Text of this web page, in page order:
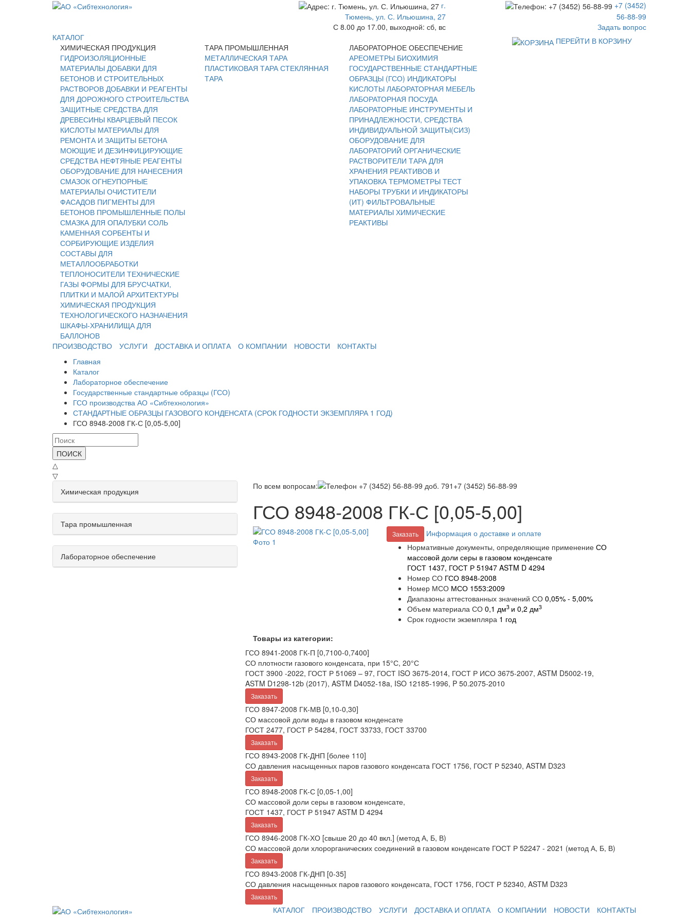
г.
Тюмень, ул. С. Ильюшина, 27
С 8.00 до 17.00, выходной: сб, вс
+7 (3452)
56-88-99
Задать вопрос
КАТАЛОГ
ХИМИЧЕСКАЯ ПРОДУКЦИЯ
ГИДРОИЗОЛЯЦИОННЫЕ
МАТЕРИАЛЫ ДОБАВКИ ДЛЯ
БЕТОНОВ И СТРОИТЕЛЬНЫХ
РАСТВОРОВ ДОБАВКИ И РЕАГЕНТЫ
ДЛЯ ДОРОЖНОГО СТРОИТЕЛЬСТВА
ЗАЩИТНЫЕ СРЕДСТВА ДЛЯ
ДРЕВЕСИНЫ КВАРЦЕВЫЙ ПЕСОК
КИСЛОТЫ МАТЕРИАЛЫ ДЛЯ
РЕМОНТА И ЗАЩИТЫ БЕТОНА
МОЮЩИЕ И ДЕЗИНФИЦИРУЮЩИЕ
СРЕДСТВА НЕФТЯНЫЕ РЕАГЕНТЫ
ОБОРУДОВАНИЕ ДЛЯ НАНЕСЕНИЯ
СМАЗОК ОГНЕУПОРНЫЕ
МАТЕРИАЛЫ ОЧИСТИТЕЛИ
ФАСАДОВ ПИГМЕНТЫ ДЛЯ
БЕТОНОВ ПРОМЫШЛЕННЫЕ ПОЛЫ
СМАЗКА ДЛЯ ОПАЛУБКИ СОЛЬ
КАМЕННАЯ СОРБЕНТЫ И
СОРБИРУЮЩИЕ ИЗДЕЛИЯ
СОСТАВЫ ДЛЯ
МЕТАЛЛООБРАБОТКИ
ТЕПЛОНОСИТЕЛИ ТЕХНИЧЕСКИЕ
ГАЗЫ ФОРМЫ ДЛЯ БРУСЧАТКИ,
ПЛИТКИ И МАЛОЙ АРХИТЕКТУРЫ
ХИМИЧЕСКАЯ ПРОДУКЦИЯ
ТЕХНОЛОГИЧЕСКОГО НАЗНАЧЕНИЯ
ШКАФЫ-ХРАНИЛИЩА ДЛЯ
БАЛЛОНОВ
ТАРА ПРОМЫШЛЕННАЯ
МЕТАЛЛИЧЕСКАЯ ТАРА
ПЛАСТИКОВАЯ ТАРА СТЕКЛЯННАЯ
ТАРА
ЛАБОРАТОРНОЕ ОБЕСПЕЧЕНИЕ
АРЕОМЕТРЫ БИОХИМИЯ
ГОСУДАРСТВЕННЫЕ СТАНДАРТНЫЕ
ОБРАЗЦЫ (ГСО) ИНДИКАТОРЫ
КИСЛОТЫ ЛАБОРАТОРНАЯ МЕБЕЛЬ
ЛАБОРАТОРНАЯ ПОСУДА
ЛАБОРАТОРНЫЕ ИНСТРУМЕНТЫ И
ПРИНАДЛЕЖНОСТИ, СРЕДСТВА
ИНДИВИДУАЛЬНОЙ ЗАЩИТЫ(СИЗ)
ОБОРУДОВАНИЕ ДЛЯ
ЛАБОРАТОРИЙ ОРГАНИЧЕСКИЕ
РАСТВОРИТЕЛИ ТАРА ДЛЯ
ХРАНЕНИЯ РЕАКТИВОВ И
УПАКОВКА ТЕРМОМЕТРЫ ТЕСТ
НАБОРЫ ТРУБКИ И ИНДИКАТОРЫ
(ИТ) ФИЛЬТРОВАЛЬНЫЕ
МАТЕРИАЛЫ ХИМИЧЕСКИЕ
РЕАКТИВЫ
ПРОИЗВОДСТВО УСЛУГИ ДОСТАВКА И ОПЛАТА О КОМПАНИИ НОВОСТИ КОНТАКТЫ
ПЕРЕЙТИ В КОРЗИНУ
Главная
Каталог
Лабораторное обеспечение
Государственные стандартные образцы (ГСО)
ГСО производства АО «Сибтехнология»
СТАНДАРТНЫЕ ОБРАЗЦЫ ГАЗОВОГО КОНДЕНСАТА (СРОК ГОДНОСТИ ЭКЗЕМПЛЯРА 1 ГОД)
ГСО 8948-2008 ГК-С [0,05-5,00]
ПОИСК
△
▽
Химическая продукция
Тара промышленная
Лабораторное обеспечение
По всем вопросам: +7 (3452) 56-88-99
ГСО 8948-2008 ГК-С [0,05-5,00]
Заказать
Информация о доставке и оплате
Нормативные документы, определяющие применение СО
массовой доли серы в газовом конденсате
ГОСТ 1437, ГОСТ Р 51947 ASTM D 4294
Номер СО ГСО 8948-2008
Номер МСО МСО 1553:2009
Диапазоны аттестованных значений СО 0,05% - 5,00%
Объем материала СО 0,1 дм3 и 0,2 дм3
Срок годности экземпляра 1 год
Товары из категории:
ГСО 8941-2008 ГК-П [0,7100-0,7400]
СО плотности газового конденсата, при 15°С, 20°С
ГОСТ 3900 -2022, ГОСТ Р 51069 – 97, ГОСТ ISO 3675-2014, ГОСТ Р ИСО 3675-2007, ASTM D5002-19,
ASTM D1298-12b (2017), ASTM D4052-18a, ISO 12185-1996, P 50.2075-2010
Заказать
ГСО 8947-2008 ГК-МВ [0,10-0,30]
СО массовой доли воды в газовом конденсате
ГОСТ 2477, ГОСТ Р 54284, ГОСТ 33733, ГОСТ 33700
Заказать
ГСО 8943-2008 ГК-ДНП [более 110]
СО давления насыщенных паров газового конденсата ГОСТ 1756, ГОСТ Р 52340, ASTM D323
Заказать
ГСО 8948-2008 ГК-С [0,05-1,00]
СО массовой доли серы в газовом конденсате,
ГОСТ 1437, ГОСТ Р 51947 ASTM D 4294
Заказать
ГСО 8946-2008 ГК-ХО [свыше 20 до 40 вкл.] (метод А, Б, В)
СО массовой доли хлорорганических соединений в газовом конденсате ГОСТ Р 52247 - 2021 (метод А, Б, В)
Заказать
ГСО 8943-2008 ГК-ДНП [0-35]
СО давления насыщенных паров газового конденсата, ГОСТ 1756, ГОСТ Р 52340, ASTM D323
Заказать
КАТАЛОГ ПРОИЗВОДСТВО УСЛУГИ ДОСТАВКА И ОПЛАТА О КОМПАНИИ НОВОСТИ
КОНТАКТЫ